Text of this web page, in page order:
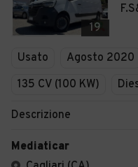
Camper
Veicoli Commerciali
19
Usato Agosto 2020
135 CV (100 KW)
Descrizione
Mediaticar